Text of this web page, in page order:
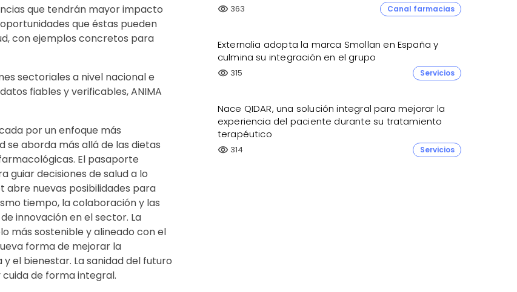
que tendrán mayor impacto
que éstas pueden
con ejemplos concretos para
sectoriales a nivel nacional e
fiables y verificables, ANIMA
por un enfoque más
se aborda más allá de las dietas
El pasaporte
decisiones de salud a lo
abre nuevas posibilidades para
tiempo, la colaboración y las
innovación en el sector. La
más sostenible y alineado con el
forma de mejorar la
el bienestar. La sanidad del futuro
de forma integral.
visibility 363 Canal farmacias
Externalia adopta la marca Smollan en España y
culmina su integración en el grupo
visibility 315 Servicios
Nace QIDAR, una solución integral para mejorar la
experiencia del paciente durante su tratamiento
terapéutico
visibility 314 Servicios